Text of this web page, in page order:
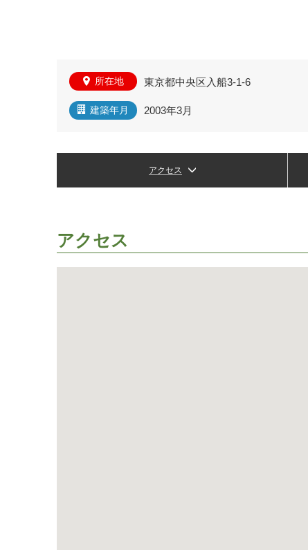
所在地 東京都中央区入船3-1-6
建築年月 2003年3月
アクセス
アクセス